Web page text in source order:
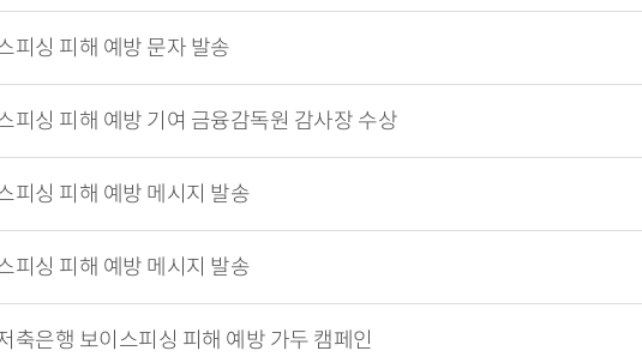
피싱 피해 예방 문자 발송
피싱 피해 예방 기여 금융감독원 감사장 수상
피싱 피해 예방 메시지 발송
피싱 피해 예방 메시지 발송
축은행 보이스피싱 피해 예방 가두 캠페인